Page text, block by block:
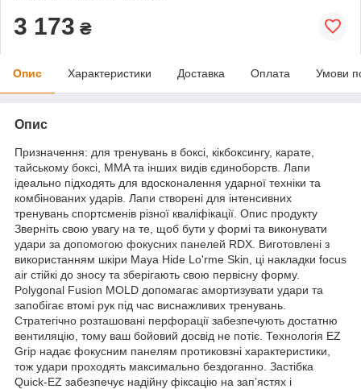
3 173 ₴
Опис Характеристики Доставка Оплата Умови
Опис
Призначення: для тренувань в боксі, кікбоксингу, карате,
тайському боксі, MMA та інших видів єдиноборств. Лапи
ідеально підходять для вдосконалення ударної техніки та
комбінованих ударів. Лапи створені для інтенсивних
тренувань спортсменів різної кваліфікації. Опис продукту
Зверніть свою увагу на те, щоб бути у формі та виконувати
удари за допомогою фокусних панелей RDX. Виготовлені з
використанням шкіри Maya Hide Lo'rme Skin, ці накладки focus
air стійкі до зносу та зберігають свою первісну форму.
Polygonal Fusion MOLD допомагає амортизувати удари та
запобігає втомі рук під час виснажливих тренувань.
Стратегічно розташовані перфорації забезпечують достатню
вентиляцію, тому ваш бойовий досвід не потіє. Технологія EZ
Grip надає фокусним панелям протиковзні характеристики,
тож удари проходять максимально бездоганно. Застібка
Quick-EZ забезпечує надійну фіксацію на зап’ястях і